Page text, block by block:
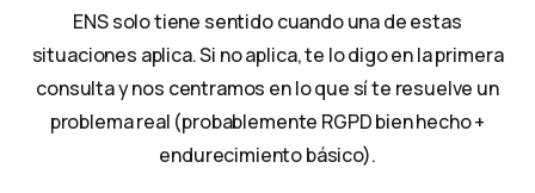
ENS solo tiene sentido cuando una de estas
situaciones aplica. Si no aplica, te lo digo en la primera
consulta y nos centramos en lo que sí te resuelve un
problema real (probablemente RGPD bien hecho +
endurecimiento básico).